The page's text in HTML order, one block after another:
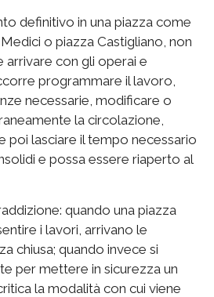
definitivo in una piazza come
o piazza Castigliano, non
arrivare con gli operai e
programmare il lavoro,
necessarie, modificare o
la circolazione,
poi lasciare il tempo necessario
e possa essere riaperto al
quando una piazza
i lavori, arrivano le
chiusa; quando invece si
per mettere in sicurezza un
la modalità con cui viene